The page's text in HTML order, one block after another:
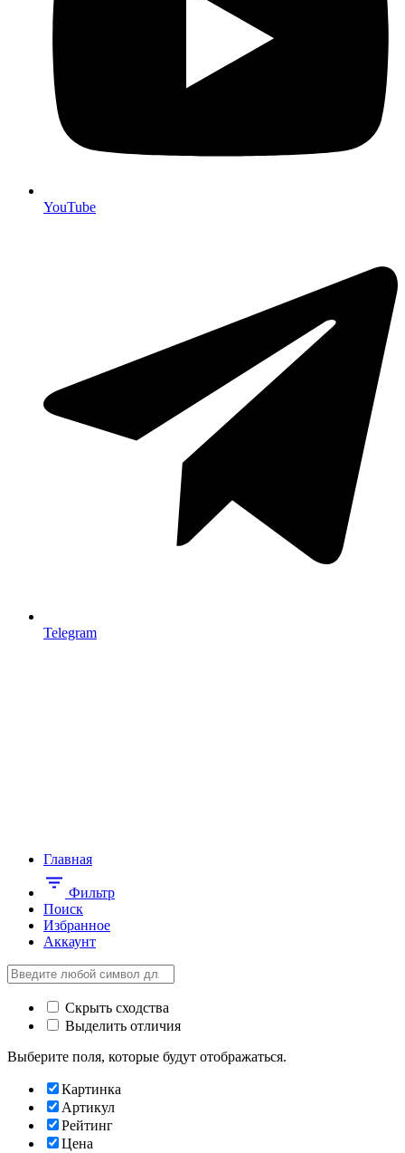
YouTube
Telegram
Главная
Фильтр
Поиск
Избранное
Аккаунт
Скрыть сходства
Выделить отличия
Выберите поля, которые будут отображаться.
Картинка
Артикул
Рейтинг
Цена